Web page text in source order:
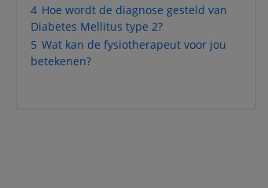
4 Hoe wordt de diagnose gesteld van
Diabetes Mellitus type 2?
5 Wat kan de fysiotherapeut voor jou
betekenen?